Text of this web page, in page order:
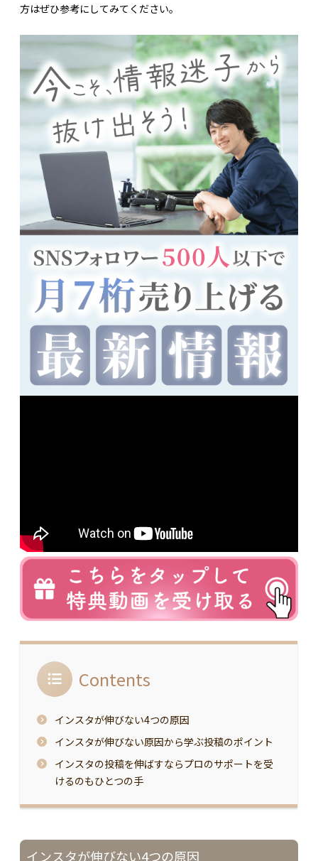
方はぜひ参考にしてみてください。
Contents
インスタが伸びない4つの原因
インスタが伸びない原因から学ぶ投稿のポイント
インスタの投稿を伸ばすならプロのサポートを受
けるのもひとつの手
インスタが伸びない4つの原因